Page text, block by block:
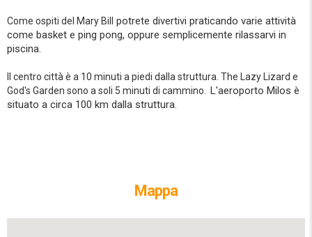
Come ospiti del Mary Bill potrete divertivi praticando varie attività
come basket e ping pong, oppure semplicemente rilassarvi in
piscina.
Il centro città è a 10 minuti a piedi dalla struttura. The Lazy Lizard e
God's Garden sono a soli 5 minuti di cammino.
L'aeroporto Milos è
situato a circa 100 km dalla struttura.
Mappa